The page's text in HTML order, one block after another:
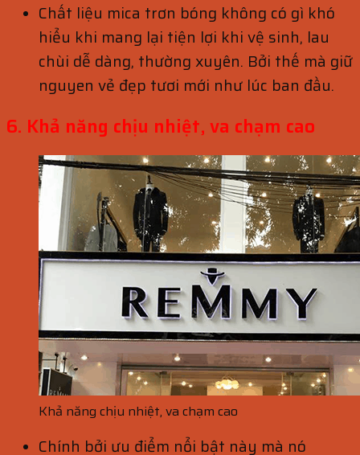
Chất liệu mica trơn bóng không có gì khó
hiểu khi mang lại tiện lợi khi vệ sinh, lau
chùi dễ dàng, thường xuyên. Bởi thế mà giữ
nguyen vẻ đẹp tươi mới như lúc ban đầu.
6. Khả năng chịu nhiệt, va chạm cao
Khả năng chịu nhiệt, va chạm cao
Chính bởi ưu điểm nổi bật này mà nó